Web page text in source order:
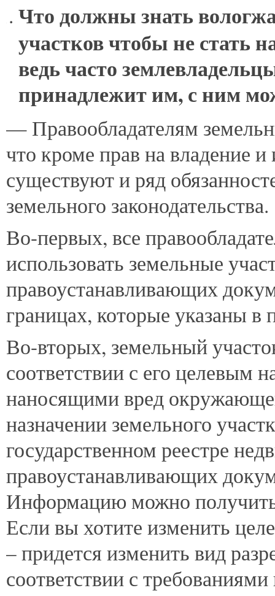
Что должны знать
участков чтобы не стать
ведь часто
принадлежит им, с ним
— Правообладателям
что кроме прав на владение
существуют и ряд
земельного законодательства.
Во-первых, все
использовать земельные
правоустанавливающих
границах, которые указаны
Во-вторых, земельный
соответствии с его целевым
наносящими вред
назначении земельного
государственном реестре
правоустанавливающих
Информацию можно
Если вы хотите изменить
– придется изменить вид
соответствии с